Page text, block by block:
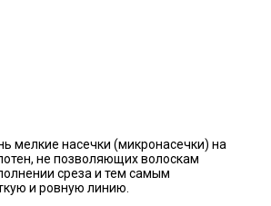
мелкие насечки (микронасечки) на
не позволяющих волоскам
среза и тем самым
и ровную линию.